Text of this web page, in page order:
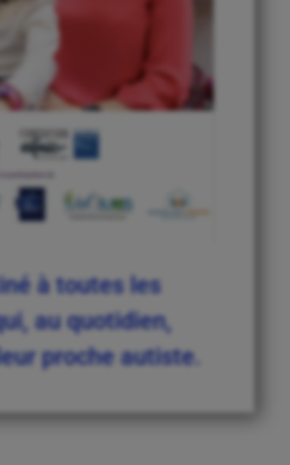
à toutes les
au quotidien,
proche autiste.